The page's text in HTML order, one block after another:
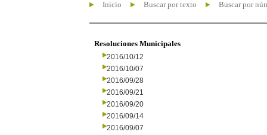
Inicio Buscar por texto Buscar por
Resoluciones Municipales
2016/10/12
2016/10/07
2016/09/28
2016/09/21
2016/09/20
2016/09/14
2016/09/07